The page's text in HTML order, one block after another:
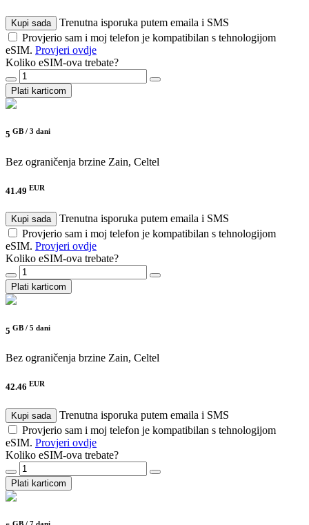
Kupi sada
Trenutna isporuka putem emaila i SMS
Provjerio sam i moj telefon je kompatibilan s tehnologijom
eSIM. Provjeri ovdje
Koliko eSIM-ova trebate?
Plati karticom
5 GB / 3 dani
Bez ograničenja brzine Zain, Celtel
41.49 EUR
Kupi sada
Trenutna isporuka putem emaila i SMS
Provjerio sam i moj telefon je kompatibilan s tehnologijom
eSIM. Provjeri ovdje
Koliko eSIM-ova trebate?
Plati karticom
5 GB / 5 dani
Bez ograničenja brzine Zain, Celtel
42.46 EUR
Kupi sada
Trenutna isporuka putem emaila i SMS
Provjerio sam i moj telefon je kompatibilan s tehnologijom
eSIM. Provjeri ovdje
Koliko eSIM-ova trebate?
Plati karticom